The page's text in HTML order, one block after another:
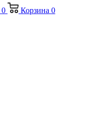
0 Корзина 0